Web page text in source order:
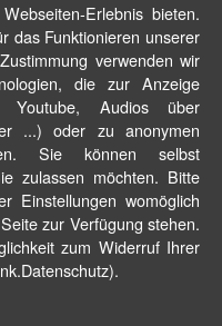
Erlebnis bieten.
das Funktionieren unserer
verwenden wir
die zur Anzeige
Youtube, Audios über
...) oder zu anonymen
Sie können selbst
zulassen möchten. Bitte
Einstellungen womöglich
zur Verfügung stehen.
zum Widerruf Ihrer